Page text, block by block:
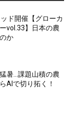
ド開催【グローカ
vol.33】日本の農
か
暑…課題山積の農
AIで切り拓く！